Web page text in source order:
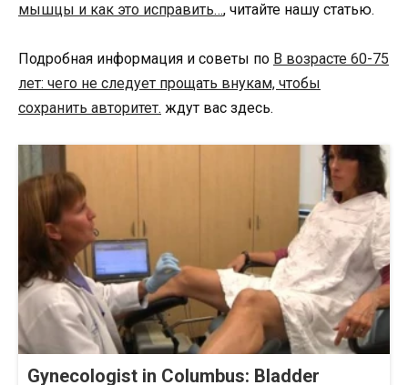
мышцы и как это исправить…, читайте нашу статью.
Подробная информация и советы по В возрасте 60-75
лет: чего не следует прощать внукам, чтобы
сохранить авторитет. ждут вас здесь.
Gynecologist in Columbus: Bladder